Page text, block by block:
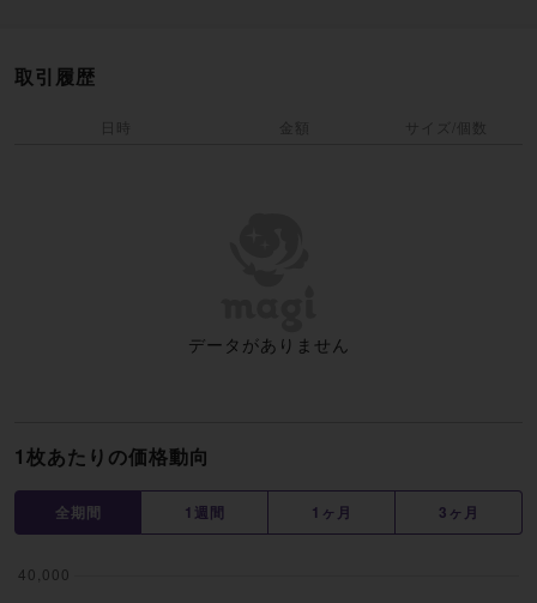
1枚あたりの価格動向
全期間 1週間 1ヶ月 3ヶ月
取引履歴
日時 金額 サイズ/個数
データがありません